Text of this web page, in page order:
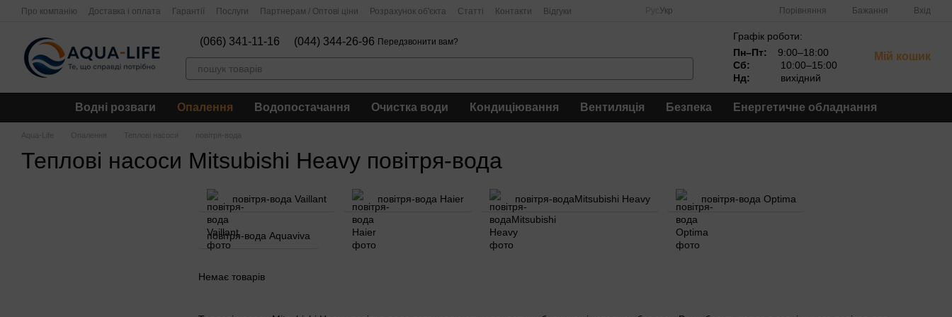
Перейти до основного контенту
Про компанію Доставка і оплата Гарантії Послуги Партнерам / Оптові ціни Розрахунок об'єкта Статті Контакти Відгуки Укр Порівняння Бажання Вхід
(066) 341-11-16 (044) 344-26-96 Передзвонити вам?
Графік роботи:
Пн–Пт:
9:00–18:00
Сб:
10:00–15:00
Нд:
вихідний
Мій кошик
Водні розваги Опалення Водопостачання Очистка води Кондиціювання Вентиляція Безпека Енергетичне обладнання
Aqua-Life Опалення Теплові насоси повітря-вода
Теплові насоси Mitsubishi Heavy повітря-вода
повітря-вода Vaillant повітря-вода Haier повітря-водаMitsubishi Heavy повітря-вода Optima
повітря-вода Aquaviva
Немає товарів